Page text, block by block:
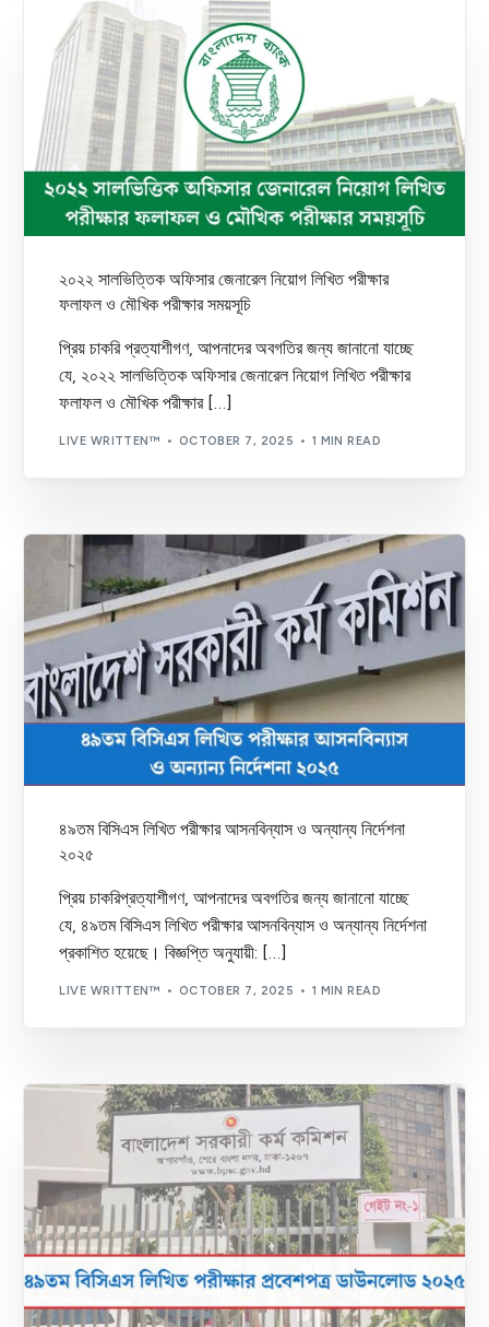
২০২২ সালভিত্তিক অফিসার জেনারেল নিয়োগ লিখিত পরীক্ষার
ফলাফল ও মৌখিক পরীক্ষার সময়সূচি
প্রিয় চাকরি প্রত্যাশীগণ, আপনাদের অবগতির জন্য জানানো যাচ্ছে
যে, ২০২২ সালভিত্তিক অফিসার জেনারেল নিয়োগ লিখিত পরীক্ষার
ফলাফল ও মৌখিক পরীক্ষার […]
LIVE WRITTEN™ OCTOBER 7, 2025 1 MIN READ
৪৯তম বিসিএস লিখিত পরীক্ষার আসনবিন্যাস ও অন্যান্য নির্দেশনা
২০২৫
প্রিয় চাকরিপ্রত্যাশীগণ, আপনাদের অবগতির জন্য জানানো যাচ্ছে
যে, ৪৯তম বিসিএস লিখিত পরীক্ষার আসনবিন্যাস ও অন্যান্য নির্দেশনা
প্রকাশিত হয়েছে। বিজ্ঞপ্তি অনুযায়ী: […]
LIVE WRITTEN™ OCTOBER 7, 2025 1 MIN READ